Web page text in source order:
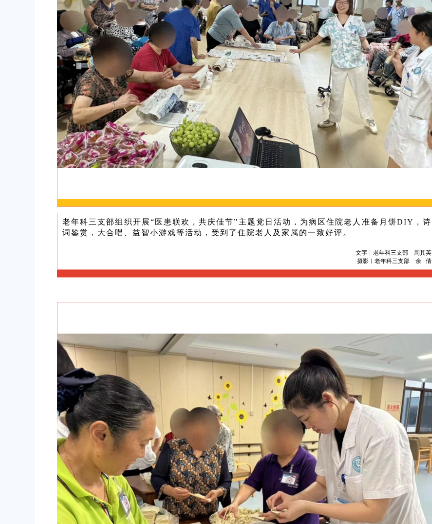
老年科三支部组织开展“医患联欢，共庆佳节”主题党日活动，为病区住院老人准备月饼DIY，诗
词鉴赏，大合唱、益智小游戏等活动，受到了住院老人及家属的一致好评。
文字︱老年科三支部 周其英
摄影︱老年科三支部 余 倩